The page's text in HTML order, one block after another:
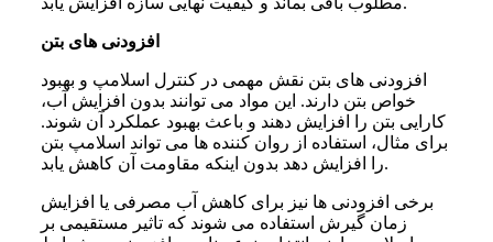
افزودنی های بتن
افزودنی های بتن نقش مهمی در کنترل اسلامپ و بهبود
خواص بتن دارند. این مواد می توانند بدون افزایش آب،
کارایی بتن را افزایش دهند و باعث بهبود عملکرد آن شوند.
برای مثال، استفاده از روان کننده ها می تواند اسلامپ بتن
را افزایش دهد بدون اینکه مقاومت آن کاهش یابد.
برخی افزودنی ها نیز برای کاهش آب مصرفی یا افزایش
زمان گیرش استفاده می شوند که تاثیر مستقیمی بر